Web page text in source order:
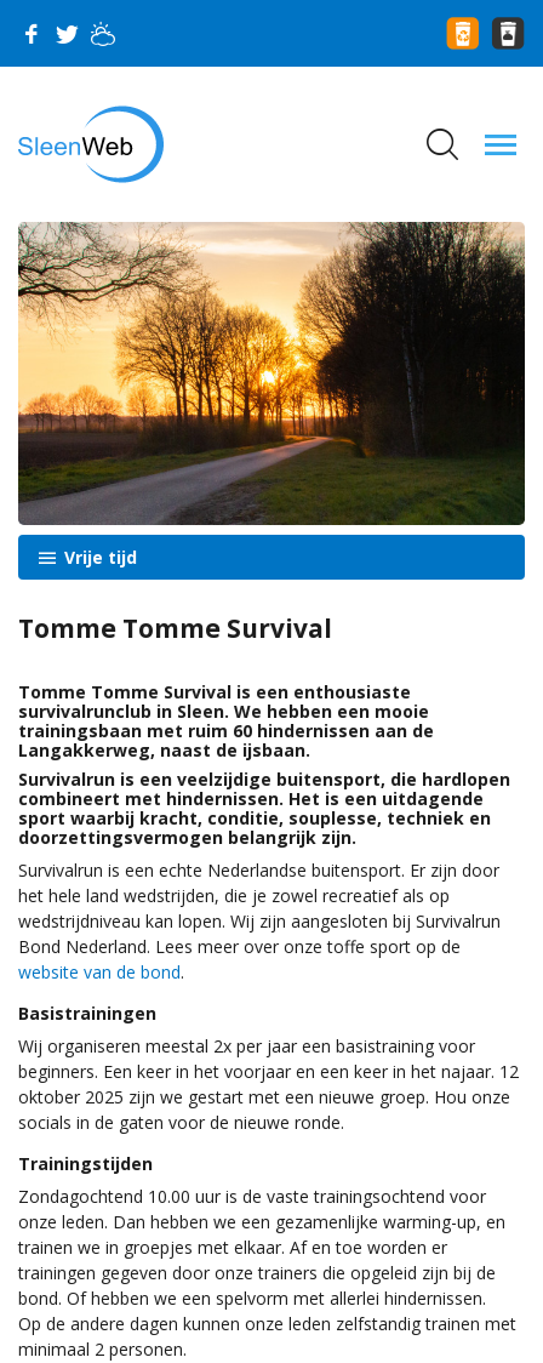
Vrije tijd
Tomme Tomme Survival
Tomme Tomme Survival is een enthousiaste
survivalrunclub in Sleen. We hebben een mooie
trainingsbaan met ruim 60 hindernissen aan de
Langakkerweg, naast de ijsbaan.
Survivalrun is een veelzijdige buitensport, die hardlopen
combineert met hindernissen. Het is een uitdagende
sport waarbij kracht, conditie, souplesse, techniek en
doorzettingsvermogen belangrijk zijn.
Survivalrun is een echte Nederlandse buitensport. Er zijn door
het hele land wedstrijden, die je zowel recreatief als op
wedstrijdniveau kan lopen. Wij zijn aangesloten bij Survivalrun
Bond Nederland. Lees meer over onze toffe sport op de
website van de bond.
Basistrainingen
Wij organiseren meestal 2x per jaar een basistraining voor
beginners. Een keer in het voorjaar en een keer in het najaar. 12
oktober 2025 zijn we gestart met een nieuwe groep. Hou onze
socials in de gaten voor de nieuwe ronde.
Trainingstijden
Zondagochtend 10.00 uur is de vaste trainingsochtend voor
onze leden. Dan hebben we een gezamenlijke warming-up, en
trainen we in groepjes met elkaar. Af en toe worden er
trainingen gegeven door onze trainers die opgeleid zijn bij de
bond. Of hebben we een spelvorm met allerlei hindernissen.
Op de andere dagen kunnen onze leden zelfstandig trainen met
minimaal 2 personen.